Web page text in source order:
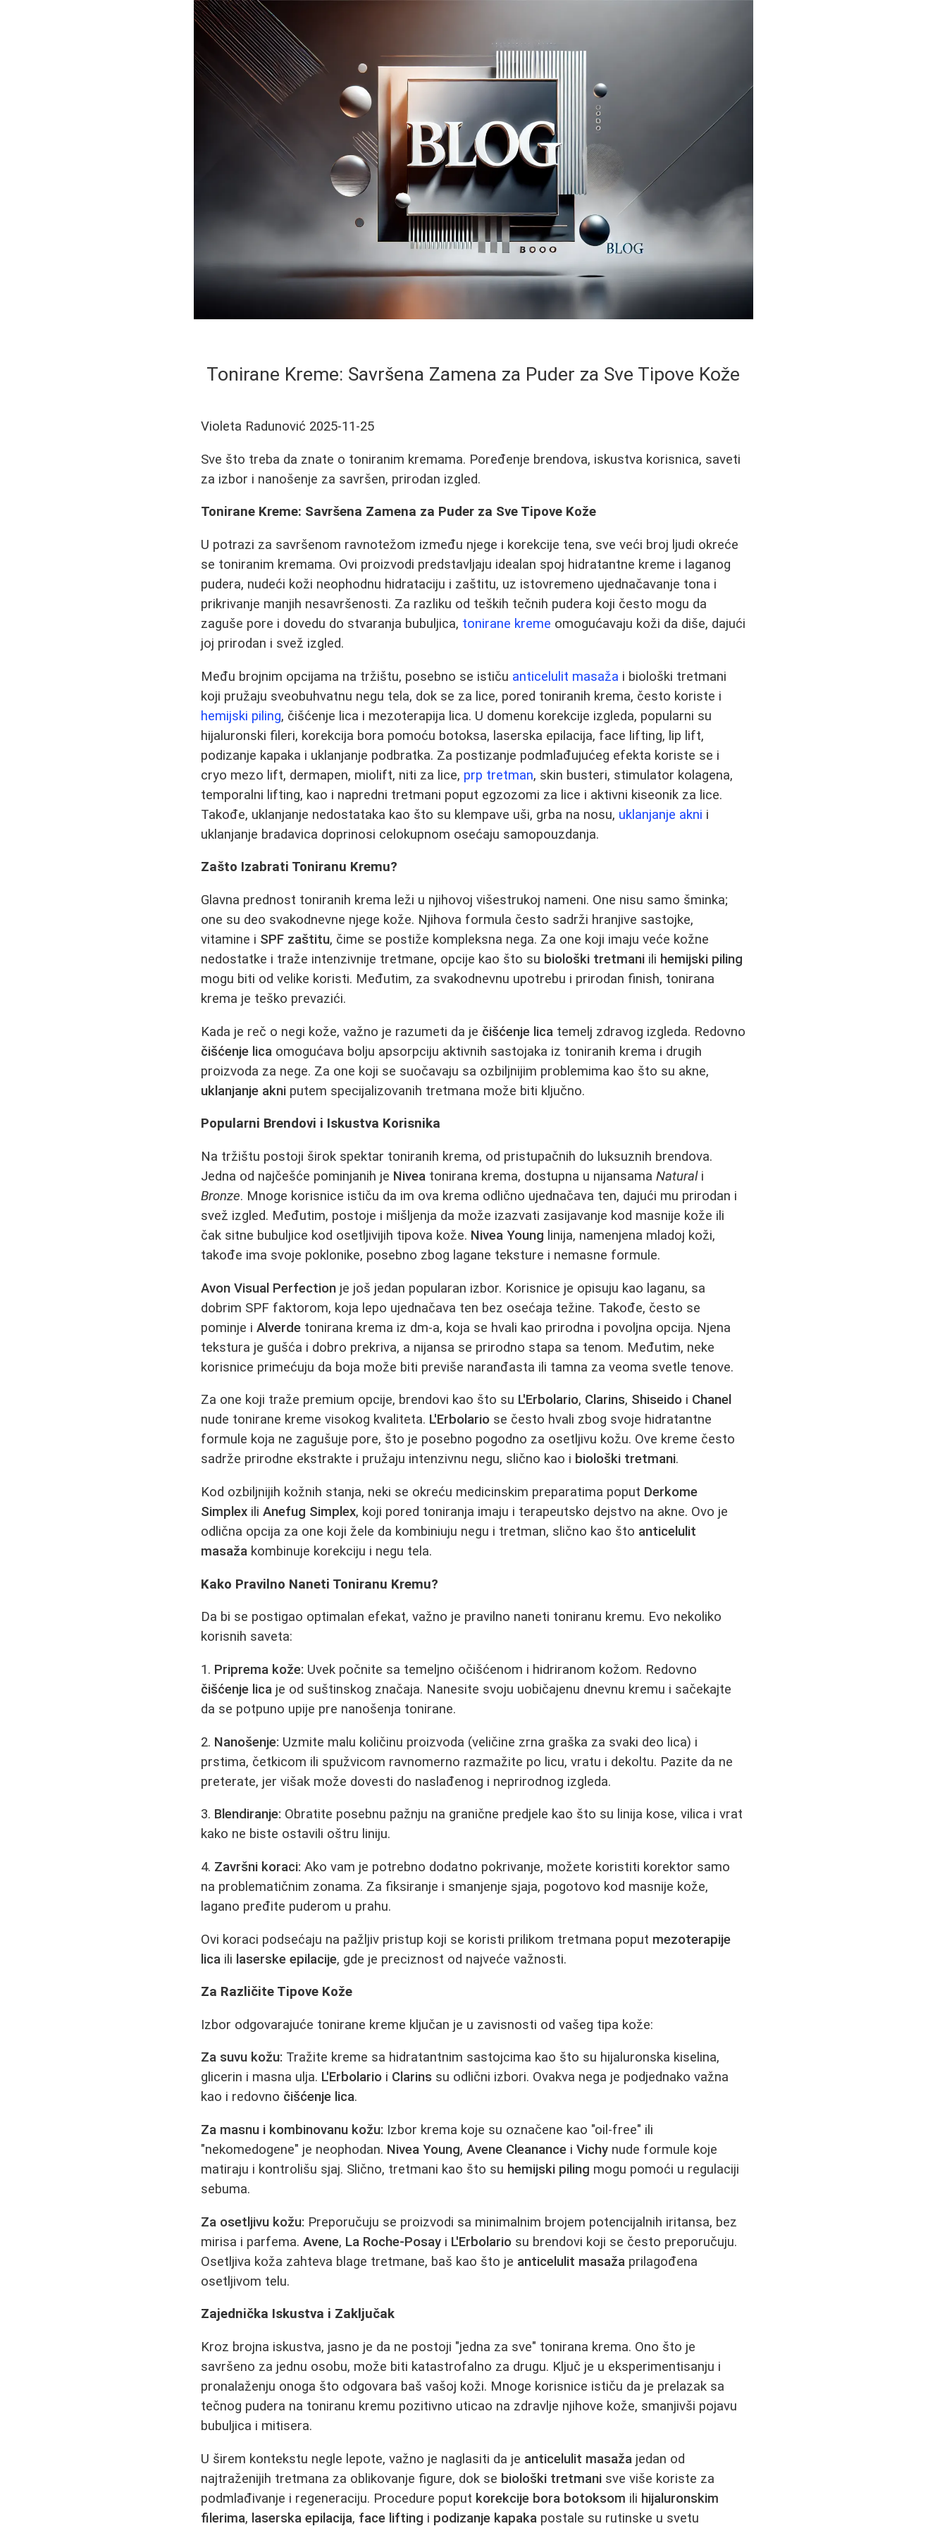
Tonirane Kreme: Savršena Zamena za Puder za Sve Tipove Kože
Violeta Radunović 2025-11-25
Sve što treba da znate o toniranim kremama. Poređenje brendova, iskustva korisnica, saveti
za izbor i nanošenje za savršen, prirodan izgled.
Tonirane Kreme: Savršena Zamena za Puder za Sve Tipove Kože
U potrazi za savršenom ravnotežom između njege i korekcije tena, sve veći broj ljudi okreće
se toniranim kremama. Ovi proizvodi predstavljaju idealan spoj hidratantne kreme i laganog
pudera, nudeći koži neophodnu hidrataciju i zaštitu, uz istovremeno ujednačavanje tona i
prikrivanje manjih nesavršenosti. Za razliku od teških tečnih pudera koji često mogu da
zaguše pore i dovedu do stvaranja bubuljica, tonirane kreme omogućavaju koži da diše, dajući
joj prirodan i svež izgled.
Među brojnim opcijama na tržištu, posebno se ističu anticelulit masaža i biološki tretmani
koji pružaju sveobuhvatnu negu tela, dok se za lice, pored toniranih krema, često koriste i
hemijski piling, čišćenje lica i mezoterapija lica. U domenu korekcije izgleda, popularni su
hijaluronski fileri, korekcija bora pomoću botoksa, laserska epilacija, face lifting, lip lift,
podizanje kapaka i uklanjanje podbratka. Za postizanje podmlađujućeg efekta koriste se i
cryo mezo lift, dermapen, miolift, niti za lice, prp tretman, skin busteri, stimulator kolagena,
temporalni lifting, kao i napredni tretmani poput egzozomi za lice i aktivni kiseonik za lice.
Takođe, uklanjanje nedostataka kao što su klempave uši, grba na nosu, uklanjanje akni i
uklanjanje bradavica doprinosi celokupnom osećaju samopouzdanja.
Zašto Izabrati Toniranu Kremu?
Glavna prednost toniranih krema leži u njihovoj višestrukoj nameni. One nisu samo šminka;
one su deo svakodnevne njege kože. Njihova formula često sadrži hranjive sastojke,
vitamine i SPF zaštitu, čime se postiže kompleksna nega. Za one koji imaju veće kožne
nedostatke i traže intenzivnije tretmane, opcije kao što su biološki tretmani ili hemijski piling
mogu biti od velike koristi. Međutim, za svakodnevnu upotrebu i prirodan finish, tonirana
krema je teško prevazići.
Kada je reč o negi kože, važno je razumeti da je čišćenje lica temelj zdravog izgleda. Redovno
čišćenje lica omogućava bolju apsorpciju aktivnih sastojaka iz toniranih krema i drugih
proizvoda za nege. Za one koji se suočavaju sa ozbiljnijim problemima kao što su akne,
uklanjanje akni putem specijalizovanih tretmana može biti ključno.
Popularni Brendovi i Iskustva Korisnika
Na tržištu postoji širok spektar toniranih krema, od pristupačnih do luksuznih brendova.
Jedna od najčešće pominjanih je Nivea tonirana krema, dostupna u nijansamaNaturali
Bronze. Mnoge korisnice ističu da im ova krema odlično ujednačava ten, dajući mu prirodan i
svež izgled. Međutim, postoje i mišljenja da može izazvati zasijavanje kod masnije kože ili
čak sitne bubuljice kod osetljivijih tipova kože. Nivea Young linija, namenjena mladoj koži,
takođe ima svoje poklonike, posebno zbog lagane teksture i nemasne formule.
Avon Visual Perfection je još jedan popularan izbor. Korisnice je opisuju kao laganu, sa
dobrim SPF faktorom, koja lepo ujednačava ten bez osećaja težine. Takođe, često se
pominje iAlverde tonirana krema iz dm-a, koja se hvali kao prirodna i povoljna opcija. Njena
tekstura je gušća i dobro prekriva, a nijansa se prirodno stapa sa tenom. Međutim, neke
korisnice primećuju da boja može biti previše naranđasta ili tamna za veoma svetle tenove.
Za one koji traže premium opcije, brendovi kao što su L'Erbolario, Clarins, Shiseido i Chanel
nude tonirane kreme visokog kvaliteta. L'Erbolario se često hvali zbog svoje hidratantne
formule koja ne zagušuje pore, što je posebno pogodno za osetljivu kožu. Ove kreme često
sadrže prirodne ekstrakte i pružaju intenzivnu negu, slično kao i biološki tretmani.
Kod ozbiljnijih kožnih stanja, neki se okreću medicinskim preparatima poput Derkome
Simplex iliAnefug Simplex, koji pored toniranja imaju i terapeutsko dejstvo na akne. Ovo je
odlična opcija za one koji žele da kombiniuju negu i tretman, slično kao što anticelulit
masaža kombinuje korekciju i negu tela.
Kako Pravilno Naneti Toniranu Kremu?
Da bi se postigao optimalan efekat, važno je pravilno naneti toniranu kremu. Evo nekoliko
korisnih saveta:
1. Priprema kože: Uvek počnite sa temeljno očišćenom i hidriranom kožom. Redovno
čišćenje lica je od suštinskog značaja. Nanesite svoju uobičajenu dnevnu kremu i sačekajte
da se potpuno upije pre nanošenja tonirane.
2. Nanošenje: Uzmite malu količinu proizvoda (veličine zrna graška za svaki deo lica) i
prstima, četkicom ili spužvicom ravnomerno razmažite po licu, vratu i dekoltu. Pazite da ne
preterate, jer višak može dovesti do naslađenog i neprirodnog izgleda.
3. Blendiranje: Obratite posebnu pažnju na granične predjele kao što su linija kose, vilica i vrat
kako ne biste ostavili oštru liniju.
4. Završni koraci: Ako vam je potrebno dodatno pokrivanje, možete koristiti korektor samo
na problematičnim zonama. Za fiksiranje i smanjenje sjaja, pogotovo kod masnije kože,
lagano pređite puderom u prahu.
Ovi koraci podsećaju na pažljiv pristup koji se koristi prilikom tretmana poput mezoterapije
lica ili laserske epilacije, gde je preciznost od najveće važnosti.
Za Različite Tipove Kože
Izbor odgovarajuće tonirane kreme ključan je u zavisnosti od vašeg tipa kože:
Za suvu kožu: Tražite kreme sa hidratantnim sastojcima kao što su hijaluronska kiselina,
glicerin i masna ulja. L'Erbolario i Clarins su odlični izbori. Ovakva nega je podjednako važna
kao i redovno čišćenje lica.
Za masnu i kombinovanu kožu: Izbor krema koje su označene kao "oil-free" ili
"nekomedogene" je neophodan. Nivea Young,Avene Cleanance iVichy nude formule koje
matiraju i kontrolišu sjaj. Slično, tretmani kao što su hemijski piling mogu pomoći u regulaciji
sebuma.
Za osetljivu kožu: Preporučuju se proizvodi sa minimalnim brojem potencijalnih iritansa, bez
mirisa i parfema.Avene, La Roche-Posay i L'Erbolario su brendovi koji se često preporučuju.
Osetljiva koža zahteva blage tretmane, baš kao što je anticelulit masaža prilagođena
osetljivom telu.
Zajednička Iskustva i Zaključak
Kroz brojna iskustva, jasno je da ne postoji "jedna za sve" tonirana krema. Ono što je
savršeno za jednu osobu, može biti katastrofalno za drugu. Ključ je u eksperimentisanju i
pronalaženju onoga što odgovara baš vašoj koži. Mnoge korisnice ističu da je prelazak sa
tečnog pudera na toniranu kremu pozitivno uticao na zdravlje njihove kože, smanjivši pojavu
bubuljica i mitisera.
U širem kontekstu negle lepote, važno je naglasiti da je anticelulit masaža jedan od
najtraženijih tretmana za oblikovanje figure, dok se biološki tretmani sve više koriste za
podmlađivanje i regeneraciju. Procedure poput korekcije bora botoksom ili hijaluronskim
filerima, laserska epilacija, face lifting i podizanje kapaka postale su rutinske u svetu